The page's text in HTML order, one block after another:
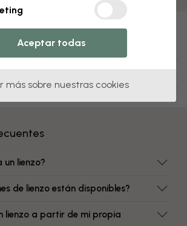
un lienzo?
de lienzo están disponibles?
lienzo a partir de mi propia
Aceptar todas
más sobre nuestras cookies